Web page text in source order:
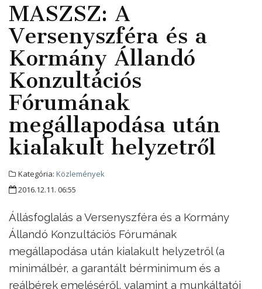
MASZSZ: A
Versenyszféra és a
Kormány Állandó
Konzultációs
Fórumának
megállapodása után
kialakult helyzetről
Kategória: Közlemények
2016.12.11. 06:55
Állásfoglalás a Versenyszféra és a Kormány
Állandó Konzultációs Fórumának
megállapodása után kialakult helyzetről (a
minimálbér, a garantált bérminimum és a
reálbérek emeléséről, valamint a munkáltatói